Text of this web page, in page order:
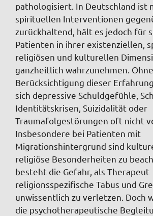
pathologisiert. In Deutschland ist
spirituellen Interventionen
zurückhaltend, hält es jedoch für
Patienten in ihrer existenziellen,
religiösen und kulturellen
ganzheitlich wahrzunehmen. Ohne
Berücksichtigung dieser
sich depressive Schuldgefühle,
Identitätskrisen, Suizidalität oder
Traumafolgestörungen oft nicht
Insbesondere bei Patienten mit
Migrationshintergrund sind
religiöse Besonderheiten zu
besteht die Gefahr, als Therapeut
religionsspezifische Tabus und
unwissentlich zu verletzen. Doch
die psychotherapeutische